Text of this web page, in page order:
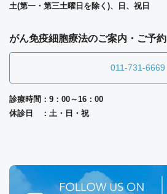
土(第一・第三土曜日を除く)、日、祝日
がん免疫細胞療法のご案内・ご予約
011-731-6669
診療時間：9：00～16：00
休診日 ：土・日・祝